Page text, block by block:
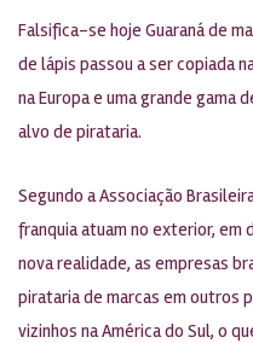
Falsifica-se hoje Guaraná de
de lápis passou a ser copiada
na Europa e uma grande
alvo de pirataria.
Segundo a Associação
franquia atuam no exterior, em
nova realidade, as empresas
pirataria de marcas em outros
vizinhos na América do Sul, o